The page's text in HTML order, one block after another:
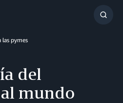
las pymes
del
mundo